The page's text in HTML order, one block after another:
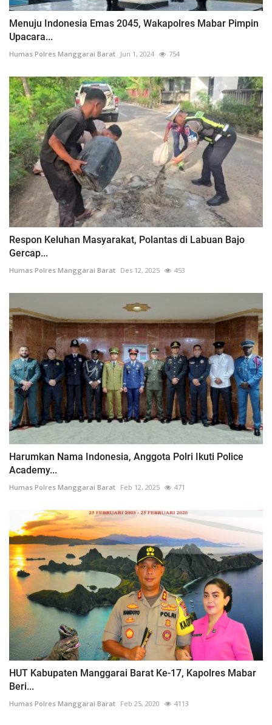
Menuju Indonesia Emas 2045, Wakapolres Mabar Pimpin
Upacara...
Humas Polres Manggarai Barat Jun 1, 2024 754
Respon Keluhan Masyarakat, Polantas di Labuan Bajo
Gercap...
Humas Polres Manggarai Barat Des 12, 2025 453
Harumkan Nama Indonesia, Anggota Polri Ikuti Police
Academy...
Humas Polres Manggarai Barat Feb 12, 2025 471
HUT Kabupaten Manggarai Barat Ke-17, Kapolres Mabar
Beri...
Humas Polres Manggarai Barat Feb 25, 2020 4113